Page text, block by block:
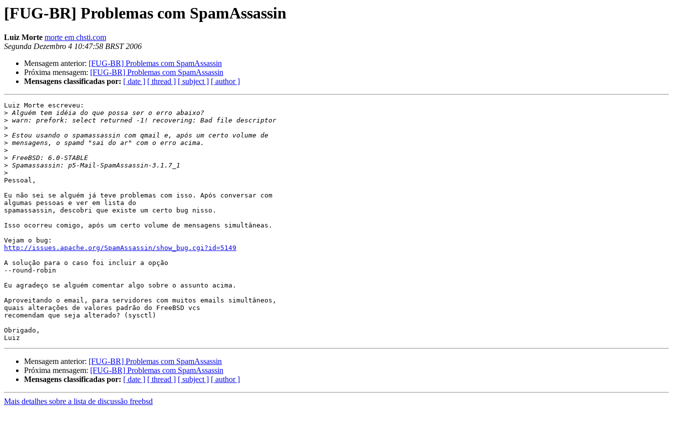
[FUG-BR] Problemas com SpamAssassin
Luiz Morte morte em chsti.com
Segunda Dezembro 4 10:47:58 BRST 2006
Mensagem anterior: [FUG-BR] Problemas com SpamAssassin
Próxima mensagem: [FUG-BR] Problemas com SpamAssassin
Mensagens classificadas por: [ date ] [ thread ] [ subject ] [ author ]
Luiz Morte escreveu:
>
>
>
>
>
>
>
>
>
Pessoal,
Eu não sei se alguém já teve problemas com isso. Após conversar com
algumas pessoas e ver em lista do
spamassassin, descobri que existe um certo bug nisso.
Isso ocorreu comigo, após um certo volume de mensagens simultâneas.
http://issues.apache.org/SpamAssassin/show_bug.cgi?id=5149
A solução para o caso foi incluir a opção
--round-robin
Eu agradeço se alguém comentar algo sobre o assunto acima.
Aproveitando o email, para servidores com muitos emails simultâneos,
quais alterações de valores padrão do FreeBSD vcs
recomendam que seja alterado? (sysctl)
Obrigado,
Mensagem anterior: [FUG-BR] Problemas com SpamAssassin
Próxima mensagem: [FUG-BR] Problemas com SpamAssassin
Mensagens classificadas por: [ date ] [ thread ] [ subject ] [ author ]
Mais detalhes sobre a lista de discussão freebsd